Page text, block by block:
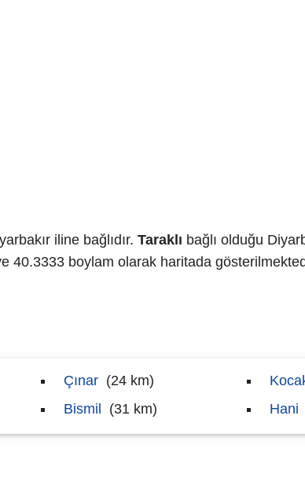
iline bağlıdır. Taraklı bağlı olduğu
40.3333 boylam olarak haritada
Çınar (24 km)
Bismil
(31 km)
Hani